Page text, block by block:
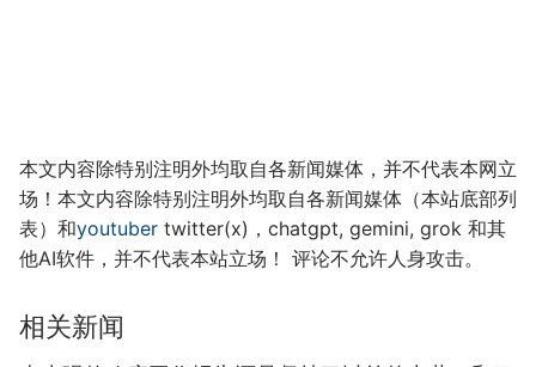
本文内容除特别注明外均取自各新闻媒体，并不代表本网立
场！本文内容除特别注明外均取自各新闻媒体（本站底部列
表）和youtuber twitter(x)，chatgpt, gemini, grok 和其
他AI软件，并不代表本站立场！ 评论不允许人身攻击。
相关新闻